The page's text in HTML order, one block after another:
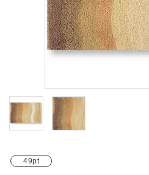
カテゴリーから探す
ブランド
49pt